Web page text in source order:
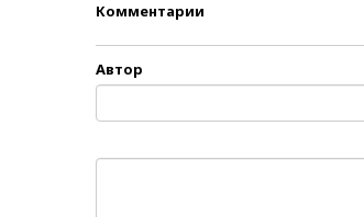
Комментарии
Автор